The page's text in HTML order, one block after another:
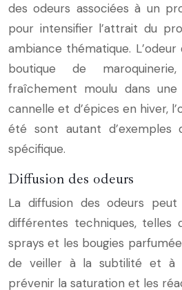
des odeurs associées à un
pour intensifier l’attrait du
ambiance thématique.
boutique de
fraîchement moulu dans une
cannelle et d’épices en hiver,
été sont autant d’exemples
spécifique.
Diffusion des odeurs
La diffusion des odeurs peut
différentes techniques, telles
sprays et les bougies
de veiller à la subtilité et à
prévenir la saturation et les